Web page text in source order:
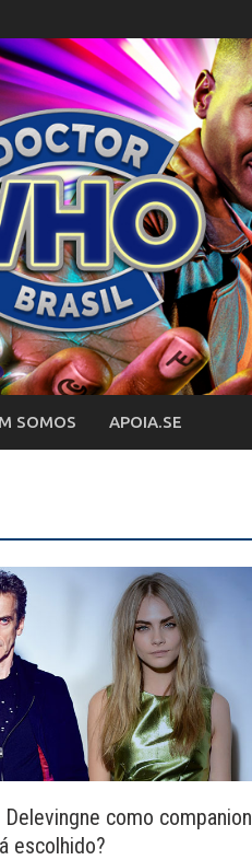
SOMOS APOIA.SE
Delevingne como companion
escolhido?